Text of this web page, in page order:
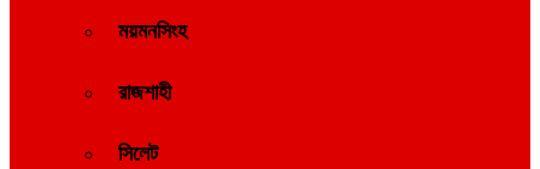
ময়মনসিংহ
রাজশাহী
সিলেট